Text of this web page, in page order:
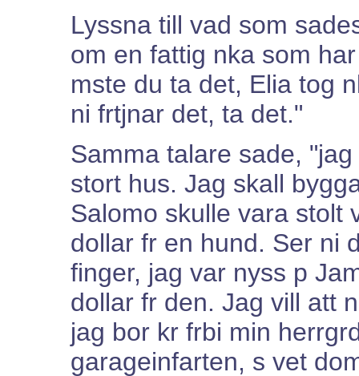
Lyssna till vad som
om en fattig nka som
mste du ta det, Elia tog
ni frtjnar det, ta det."
Samma talare sade,
stort hus. Jag skall
Salomo skulle vara stolt
dollar fr en hund. Ser ni
finger, jag var nyss p
dollar fr den. Jag vill att
jag bor kr frbi min
garageinfarten, s vet